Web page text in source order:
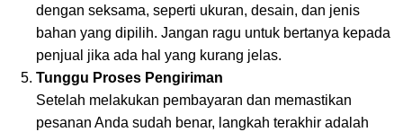
dengan seksama, seperti ukuran, desain, dan jenis
bahan yang dipilih. Jangan ragu untuk bertanya kepada
penjual jika ada hal yang kurang jelas.
Tunggu Proses Pengiriman
Setelah melakukan pembayaran dan memastikan
pesanan Anda sudah benar, langkah terakhir adalah